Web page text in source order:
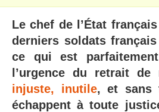
Le chef de l’État
derniers soldats
ce qui est
l’urgence du retrait
injuste, inutile, et sans
échappent à toute